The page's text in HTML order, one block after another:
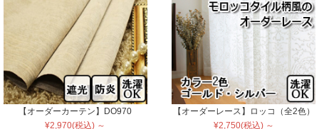
【オーダーカーテン】DO970
¥2,970(税込) ～
【オーダーレース】ロッコ（全2色）
¥2,750(税込) ～